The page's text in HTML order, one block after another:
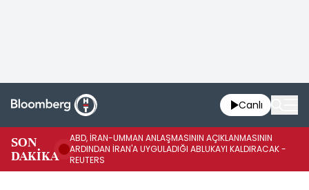
Canlı
SON
DAKİKA
ABD, İRAN-UMMAN ANLAŞMASININ AÇIKLANMASININ
ARDINDAN İRAN'A UYGULADIĞI ABLUKAYI KALDIRACAK -
REUTERS